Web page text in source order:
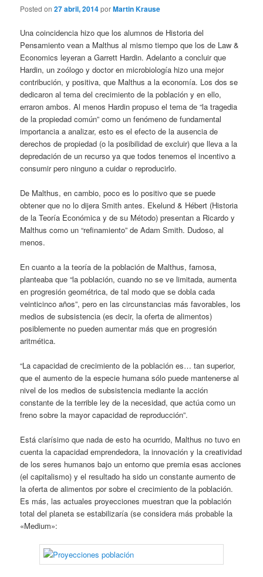
Posted on27 abril, 2014porMartin Krause
Una coincidencia hizo que los alumnos de Historia del
Pensamiento vean a Malthus al mismo tiempo que los de Law &
Economics leyeran a Garrett Hardin. Adelanto a concluir que
Hardin, un zoólogo y doctor en microbiología hizo una mejor
contribución, y positiva, que Malthus a la economía. Los dos se
dedicaron al tema del crecimiento de la población y en ello,
erraron ambos. Al menos Hardin propuso el tema de “la tragedia
de la propiedad común” como un fenómeno de fundamental
importancia a analizar, esto es el efecto de la ausencia de
derechos de propiedad (o la posibilidad de excluir) que lleva a la
depredación de un recurso ya que todos tenemos el incentivo a
consumir pero ninguno a cuidar o reproducirlo.
De Malthus, en cambio, poco es lo positivo que se puede
obtener que no lo dijera Smith antes. Ekelund & Hébert (Historia
de la Teoría Económica y de su Método) presentan a Ricardo y
Malthus como un “refinamiento” de Adam Smith. Dudoso, al
menos.
En cuanto a la teoría de la población de Malthus, famosa,
planteaba que “la población, cuando no se ve limitada, aumenta
en progresión geométrica, de tal modo que se dobla cada
veinticinco años”, pero en las circunstancias más favorables, los
medios de subsistencia (es decir, la oferta de alimentos)
posiblemente no pueden aumentar más que en progresión
aritmética.
“La capacidad de crecimiento de la población es… tan superior,
que el aumento de la especie humana sólo puede mantenerse al
nivel de los medios de subsistencia mediante la acción
constante de la terrible ley de la necesidad, que actúa como un
freno sobre la mayor capacidad de reproducción”.
Está clarísimo que nada de esto ha ocurrido, Malthus no tuvo en
cuenta la capacidad emprendedora, la innovación y la creatividad
de los seres humanos bajo un entorno que premia esas acciones
(el capitalismo) y el resultado ha sido un constante aumento de
la oferta de alimentos por sobre el crecimiento de la población.
Es más, las actuales proyecciones muestran que la población
total del planeta se estabilizaría (se considera más probable la
«Medium»: